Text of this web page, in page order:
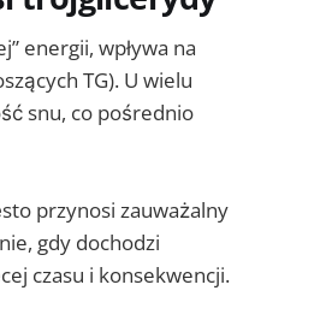
energii, wpływa na
TG). U wielu
snu, co pośrednio
przynosi zauważalny
gdy dochodzi
czasu i konsekwencji.